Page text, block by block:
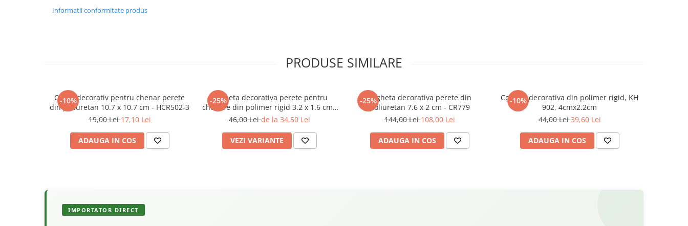
Informatii conformitate produs
PRODUSE SIMILARE
-10%
Coltar decorativ pentru chenar perete
din poliuretan 10.7 x 10.7 cm - HCR502-3
19,00 Lei17,10 Lei
ADAUGA IN COS
-25%
Bagheta decorativa perete pentru
chenare din polimer rigid 3.2 x 1.6 cm -
HCR502
46,00 Leide la 34,50 Lei
VEZI VARIANTE
-25%Bagheta decorativa perete din
poliuretan 7.6 x 2 cm - CR779
144,00 Lei108,00 Lei
ADAUGA IN COS
-10%
Cornisa decorativa din polimer rigid, KH
902, 4cmx2.2cm
44,00 Lei39,60 Lei
ADAUGA IN COS
IMPORTATOR DIRECT